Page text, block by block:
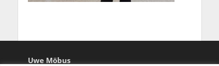
Uwe Möbus